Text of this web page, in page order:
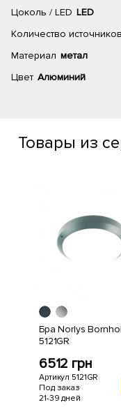
Цоколь / LED LED
Количество
Материал метал
Цвет Алюминий
Товары из
Бра Norlys
5121GR
6512 грн
Артикул 5121GR
Под заказ
21-39 дней